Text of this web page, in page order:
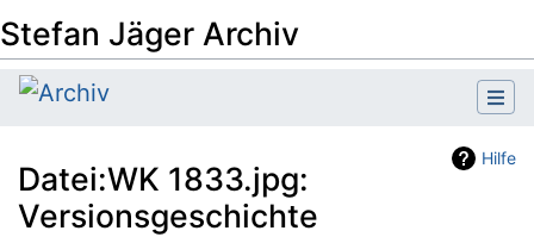
Stefan Jäger Archiv
Hilfe
Datei:WK 1833.jpg:
Versionsgeschichte